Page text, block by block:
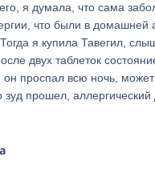
я думала, что сама
что были в домашней
я купила Тавегил,
двух таблеток
он проспал всю ночь, может
прошел, аллергический